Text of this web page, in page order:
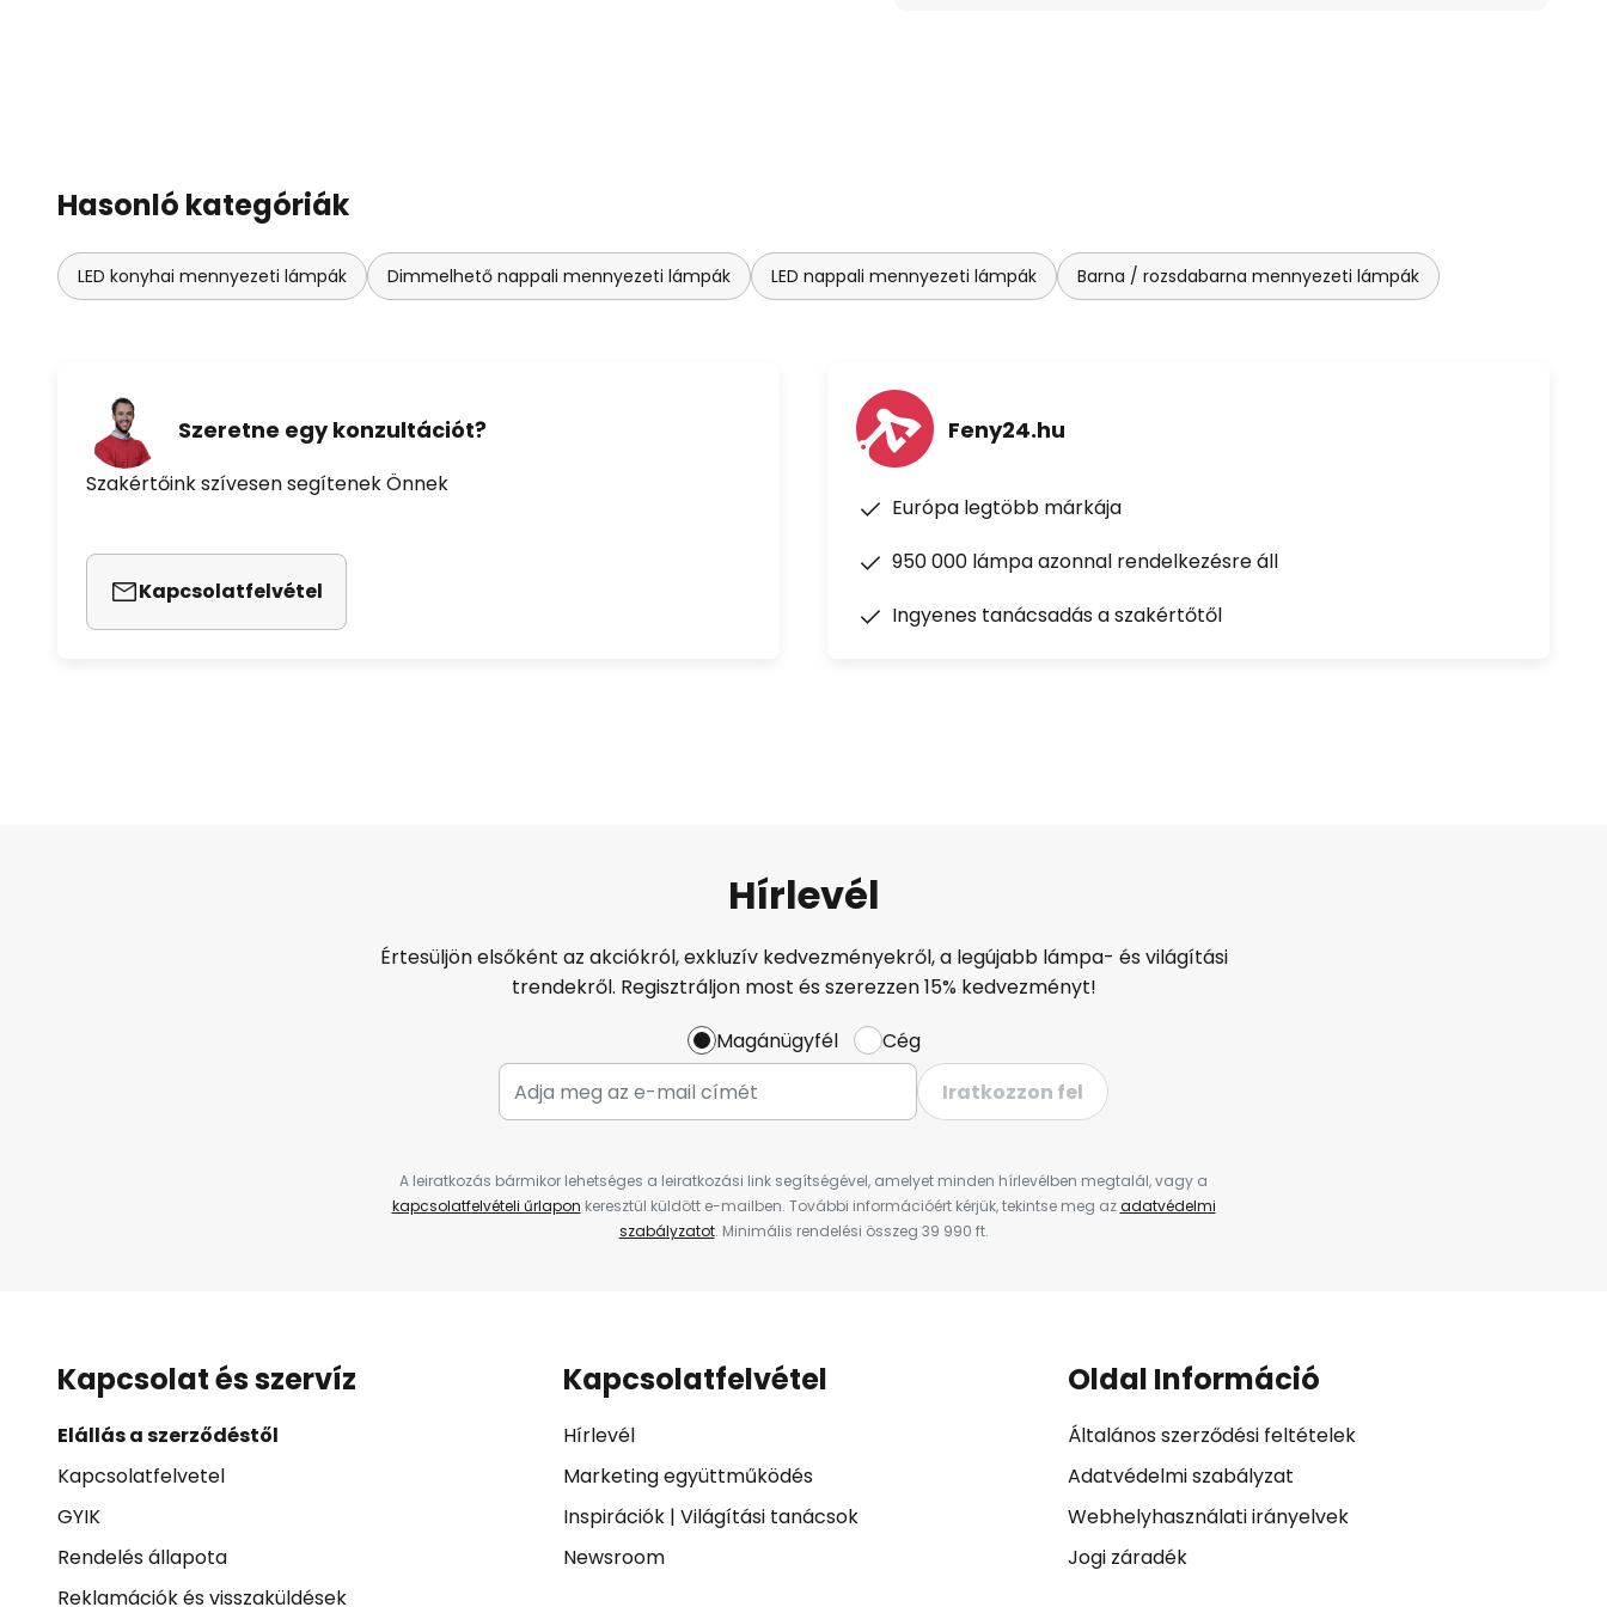
Hasonló kategóriák
LED konyhai mennyezeti lámpák Dimmelhető nappali mennyezeti lámpák LED nappali mennyezeti lámpák Barna / rozsdabarna mennyezeti lámpák
Szeretne egy konzultációt?
Szakértőink szívesen segítenek Önnek
Kapcsolatfelvétel
Feny24.hu
Európa legtöbb márkája
950 000 lámpa azonnal rendelkezésre áll
Ingyenes tanácsadás a szakértőtől
Hírlevél
Értesüljön elsőként az akciókról, exkluzív kedvezményekről, a legújabb lámpa- és világítási
trendekről. Regisztráljon most és szerezzen 15% kedvezményt!
Magánügyfél
Cég
Iratkozzon fel
A leiratkozás bármikor lehetséges a leiratkozási link segítségével, amelyet minden hírlevélben megtalál, vagy a
kapcsolatfelvételi űrlapon keresztül küldött e-mailben. További információért kérjük, tekintse meg azadatvédelmi
szabályzatot. Minimális rendelési összeg 39 990 ft.
Kapcsolat és szervíz
Elállás a szerződéstől
Kapcsolatfelvetel
GYIK
Rendelés állapota
Reklamációk és visszaküldések
Kapcsolatfelvétel
Hírlevél
Marketing együttműködés
Inspirációk| Világítási tanácsok
Newsroom
Oldal Információ
Általános szerződési feltételek
Adatvédelmi szabályzat
Webhelyhasználati irányelvek
Jogi záradék